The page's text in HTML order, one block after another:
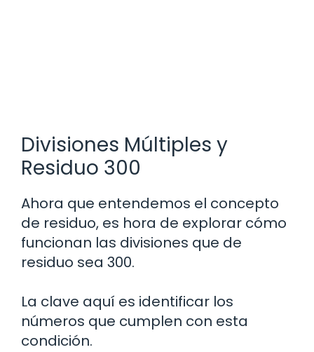
Divisiones Múltiples y
Residuo 300
Ahora que entendemos el concepto
de residuo, es hora de explorar cómo
funcionan las divisiones que de
residuo sea 300.
La clave aquí es identificar los
números que cumplen con esta
condición.